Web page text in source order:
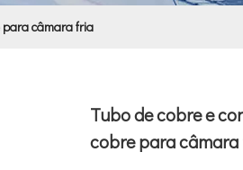
para câmara fria
Tubo de cobre e
cobre para